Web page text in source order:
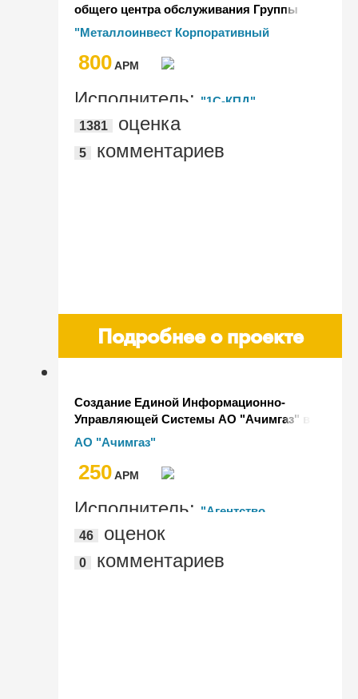
общего центра обслуживания Группы
компаний "Металлоинвест"
"Металлоинвест Корпоративный
800AРМ
Исполнитель: "1С-КПД"
1381
оценка
5 комментариев
Подробнее о проекте
Создание Единой Информационно-
Управляющей Системы АО "Ачимгаз" в
программном комплексе 1С:ERP
1С:Документооборот 8 КОРП
АО "Ачимгаз"
250AРМ
Исполнитель: "Агентство
Прямых Инвестиций", "Артифекс
Проф"
46 оценок
0 комментариев